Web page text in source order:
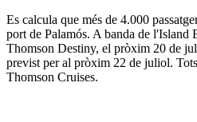
Es calcula que més de 4.000
port de Palamós. A banda de l'Island
Thomson Destiny, el pròxim 20 de
previst per al pròxim 22 de juliol.
Thomson Cruises.